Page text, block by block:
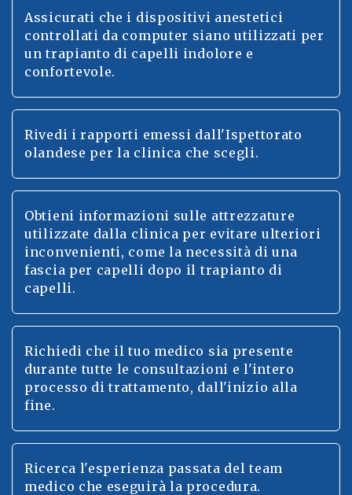
Assicurati che i dispositivi anestetici
controllati da computer siano utilizzati per
un trapianto di capelli indolore e
confortevole.
Rivedi i rapporti emessi dall'Ispettorato
olandese per la clinica che scegli.
Obtieni informazioni sulle attrezzature
utilizzate dalla clinica per evitare ulteriori
inconvenienti, come la necessità di una
fascia per capelli dopo il trapianto di
capelli.
Richiedi che il tuo medico sia presente
durante tutte le consultazioni e l'intero
processo di trattamento, dall'inizio alla
fine.
Ricerca l'esperienza passata del team
medico che eseguirà la procedura.